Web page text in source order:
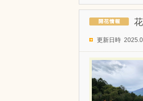
更新日時